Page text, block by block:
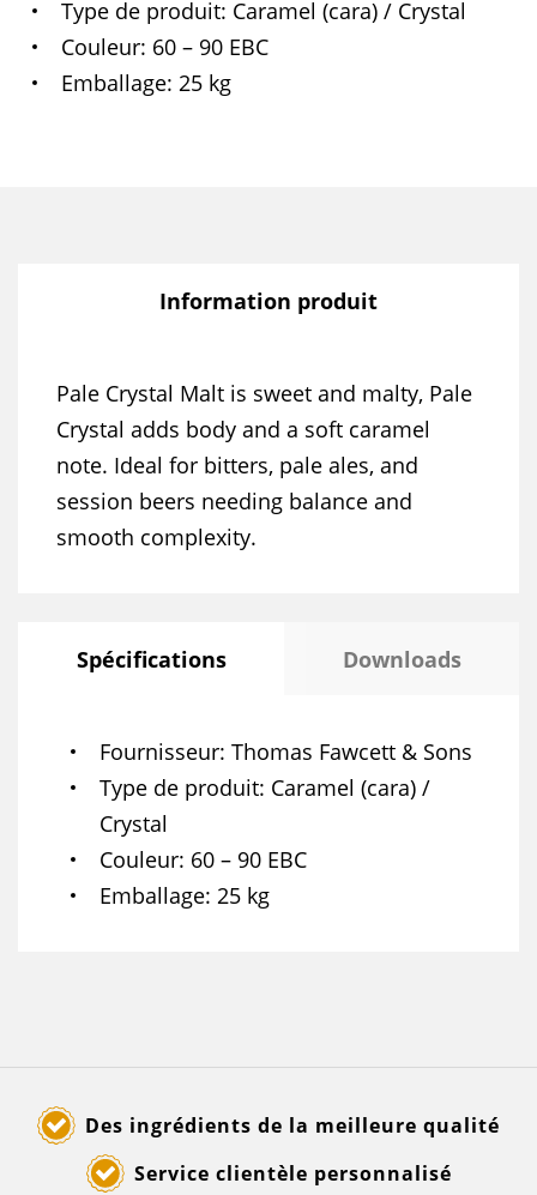
Type de produit Caramel (cara) / Crystal
Couleur 60 – 90 EBC
Emballage 25 kg
Information produit
Pale Crystal Malt is sweet and malty, Pale
Crystal adds body and a soft caramel
note. Ideal for bitters, pale ales, and
session beers needing balance and
smooth complexity.
Spécifications Downloads
Fournisseur Thomas Fawcett & Sons
Type de produit Caramel (cara) /
Crystal
Couleur 60 – 90 EBC
Emballage 25 kg
Des ingrédients de la meilleure qualité
Service clientèle personnalisé